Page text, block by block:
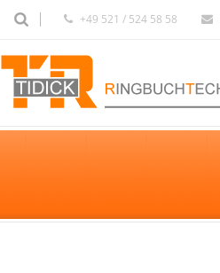
+49 521 / 524 58 58